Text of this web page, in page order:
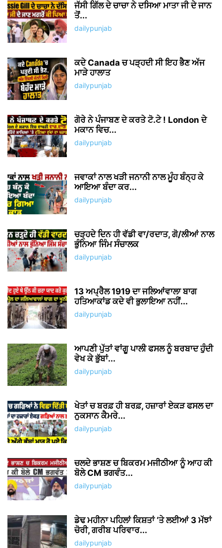
ਜੱਸੀ ਗਿੱਲ ਦੇ ਚਾਚਾ ਨੇ ਦਸਿਆ ਮਾਤਾ ਜੀ ਦੇ ਜਾਨ
ਤੋਂ...
dailypunjab
ਕਦੇ Canada ਚ ਪੜ੍ਹਦੀ ਸੀ ਇਹ ਭੈਣ ਅੱਜ
ਮਾੜੇ ਹਾਲਾਤ
dailypunjab
ਗੋਰੇ ਨੇ ਪੰਜਾਬਣ ਦੇ ਕਰਤੇ ਟੋ.ਟੇ ! London ਦੇ
ਮਕਾਨ ਵਿਚ...
dailypunjab
ਜਵਾਕਾਂ ਨਾਲ ਖੜੀ ਜਨਾਨੀ ਨਾਲ ਮੂੰਹ ਬੰਨ੍ਹ ਕੇ
ਆਇਆ ਬੰਦਾ ਕਰ...
dailypunjab
ਚੜ੍ਹਦੇ ਦਿਨ ਹੀ ਵੱਡੀ ਵਾ/ਰਦਾਤ, ਗੋ/ਲੀਆਂ ਨਾਲ
ਭੁੰਨਿਆ ਜਿੰਮ ਸੰਚਾਲਕ
dailypunjab
13 ਅਪ੍ਰੈਲ 1919 ਦਾ ਜਲਿਆਂਵਾਲਾ ਬਾਗ
ਹਤਿਆਕਾਂਡ ਕਦੇ ਵੀ ਭੁਲਾਇਆ ਨਹੀਂ...
dailypunjab
ਆਪਣੀ ਪੁੱਤਾਂ ਵਾਂਗੂ ਪਾਲੀ ਫਸਲ ਨੂੰ ਬਰਬਾਦ ਹੁੰਦੀ
ਵੇਖ ਕੇ ਭੁੱਬਾਂ...
dailypunjab
ਖੇਤਾਂ ਚ ਬਰਫ਼ ਹੀ ਬਰਫ਼, ਹਜ਼ਾਰਾਂ ਏਕੜ ਫਸਲ ਦਾ
ਨੁਕਸਾਨ ਕੈਮਰੇ...
dailypunjab
ਚਲਦੇ ਭਾਸ਼ਣ ਚ ਬਿਕਰਮ ਮਜੀਠੀਆ ਨੂੰ ਆਹ ਕੀ
ਬੋਲੇ CM ਭਗਵੰਤ...
dailypunjab
ਡੇਢ ਮਹੀਨਾ ਪਹਿਲਾਂ ਕਿਸ਼ਤਾਂ ‘ਤੇ ਲਈਆਂ 3 ਮੱਝਾਂ
ਚੋਰੀ, ਗਰੀਬ ਪਰਿਵਾਰ...
dailypunjab